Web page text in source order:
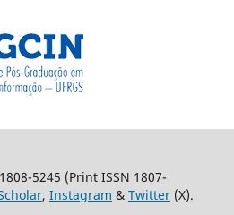
5245 (Print ISSN 1807-
, Instagram & Twitter(X).